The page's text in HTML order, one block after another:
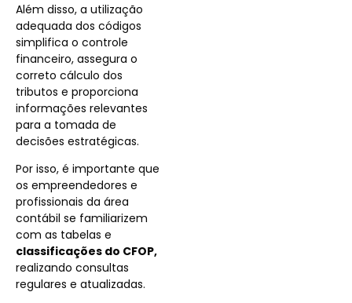
Além disso, a utilização
adequada dos códigos
simplifica o controle
financeiro, assegura o
correto cálculo dos
tributos e proporciona
informações relevantes
para a tomada de
decisões estratégicas.
Por isso, é importante que
os empreendedores e
profissionais da área
contábil se familiarizem
com as tabelas e
classificações do CFOP,
realizando consultas
regulares e atualizadas.